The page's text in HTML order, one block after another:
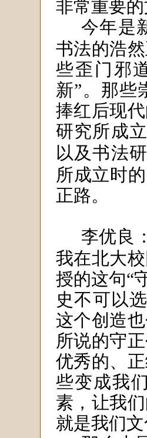
非常重要
今年是
书法的浩
些歪门邪
新”。那些
捧红后现
研究所成
以及书法
所成立时
正路。
李优良
我在北大
授的这句“
史不可以
这个创造
所说的守
优秀的、
些变成我
素，让我
就是我们